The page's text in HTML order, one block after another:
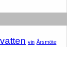
vatten vin Årsmöte